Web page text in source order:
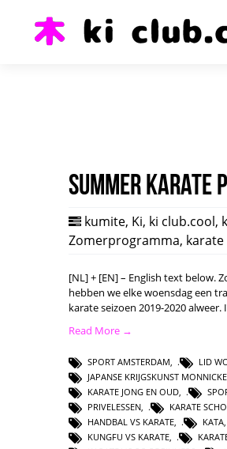
Summer karate
kumite, Ki, ki club.cool,
Zomerprogramma,
[NL] + [EN] – English text below.
hebben we elke woensdag een
karate seizoen 2019-2020
Read More →
SPORT AMSTERDAM, LID
JAPANSE KRIJGSKUNST
KARATE JONG EN OUD,
PRIVELESSEN, KARATE
HANDBAL VS KARATE, KATA,
KUNGFU VS KARATE,